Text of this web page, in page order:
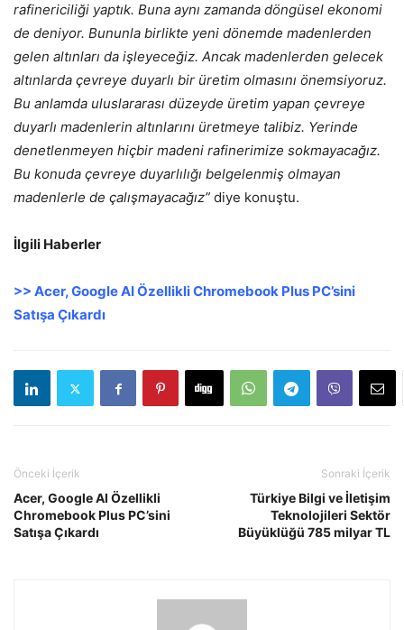
rafinericiliği yaptık. Buna aynı zamanda döngüsel ekonomi
de deniyor. Bununla birlikte yeni dönemde madenlerden
gelen altınları da işleyeceğiz. Ancak madenlerden gelecek
altınlarda çevreye duyarlı bir üretim olmasını önemsiyoruz.
Bu anlamda uluslararası düzeyde üretim yapan çevreye
duyarlı madenlerin altınlarını üretmeye talibiz. Yerinde
denetlenmeyen hiçbir madeni rafinerimize sokmayacağız.
Bu konuda çevreye duyarlılığı belgelenmiş olmayan
madenlerle de çalışmayacağız” diye konuştu.
İlgili Haberler
>> Acer, Google AI Özellikli Chromebook Plus PC’sini
Satışa Çıkardı
Önceki İçerik
Acer, Google AI Özellikli
Chromebook Plus PC’sini
Satışa Çıkardı
Sonraki İçerik
Türkiye Bilgi ve İletişim
Teknolojileri Sektör
Büyüklüğü 785 milyar TL